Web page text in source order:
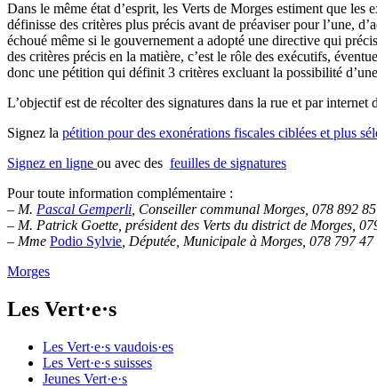
Dans le même état d’esprit, les Verts de Morges estiment que
définisse des critères plus précis avant de préaviser pour l’une,
échoué même si le gouvernement a adopté une directive qui
des critères précis en la matière, c’est le rôle des exécutifs,
donc une pétition qui définit 3 critères excluant la possibilité
L’objectif est de récolter des signatures dans la rue et par
Signez la pétition pour des exonérations fiscales ciblées et plus
Signez en ligne ou avec des feuilles de signatures
Pour toute information complémentaire :
– M. Pascal Gemperli, Conseiller communal Morges, 078 892
– M. Patrick Goette, président des Verts du district de Morges,
– Mme Podio Sylvie, Députée, Municipale à Morges, 078 797 47
Morges
Les Vert·e·s
Les Vert·e·s vaudois·es
Les Vert·e·s suisses
Jeunes Vert·e·s